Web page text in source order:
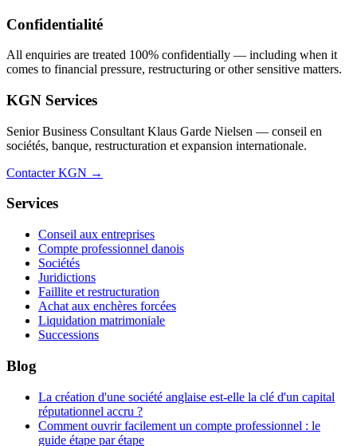
Confidentialité
All enquiries are treated 100% confidentially — including when it
comes to financial pressure, restructuring or other sensitive matters.
KGN Services
Senior Business Consultant Klaus Garde Nielsen — conseil en
sociétés, banque, restructuration et expansion internationale.
Contacter KGN →
Services
Conseil aux entreprises
Compte professionnel danois
Sociétés
Juridictions
Faillite et restructuration
Achat aux enchères forcées
Liquidation matrimoniale
Successions
Blog
La création d'une société anglaise est-elle la clé d'un capital
réputationnel accru ?
Comment ouvrir facilement un compte professionnel : le
guide étape par étape